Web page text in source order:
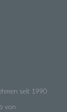
seit 1990
von